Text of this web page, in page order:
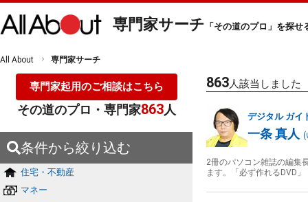
専門家サーチ 「その道のプロ」を探せ
All About 専門家サーチ
専門家起用のご相談はこちら
その道のプロ・専門家863人
条件から絞り込む
住宅・不動産
マネー
863人該当しました
デジタルガイ
一条 真人 (
2冊のパソコン雑誌の編集
ます。「必ず作れるDVD